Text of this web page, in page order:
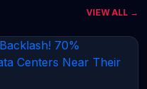
VIEW ALL →